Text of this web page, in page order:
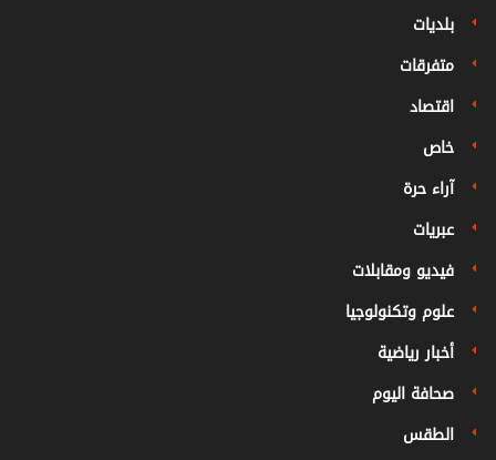
بلديات
متفرقات
اقتصاد
خاص
آراء حرة
عبريات
فيديو ومقابلات
علوم وتكنولوجيا
أخبار رياضية
صحافة اليوم
الطقس